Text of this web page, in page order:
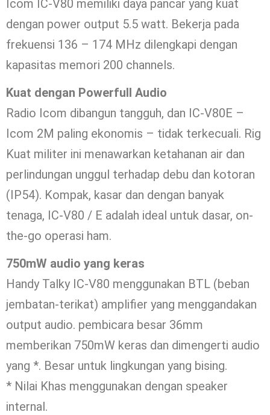
Icom IC-V80 memiliki daya pancar yang kuat
dengan power output 5.5 watt. Bekerja pada
frekuensi 136 – 174 MHz dilengkapi dengan
kapasitas memori 200 channels.
Kuat dengan Powerfull Audio
Radio Icom dibangun tangguh, dan IC-V80E –
Icom 2M paling ekonomis – tidak terkecuali. Rig
Kuat militer ini menawarkan ketahanan air dan
perlindungan unggul terhadap debu dan kotoran
(IP54). Kompak, kasar dan dengan banyak
tenaga, IC-V80 / E adalah ideal untuk dasar, on-
the-go operasi ham.
750mW audio yang keras
Handy Talky IC-V80 menggunakan BTL (beban
jembatan-terikat) amplifier yang menggandakan
output audio. pembicara besar 36mm
memberikan 750mW keras dan dimengerti audio
yang *. Besar untuk lingkungan yang bising.
* Nilai Khas menggunakan dengan speaker
internal.